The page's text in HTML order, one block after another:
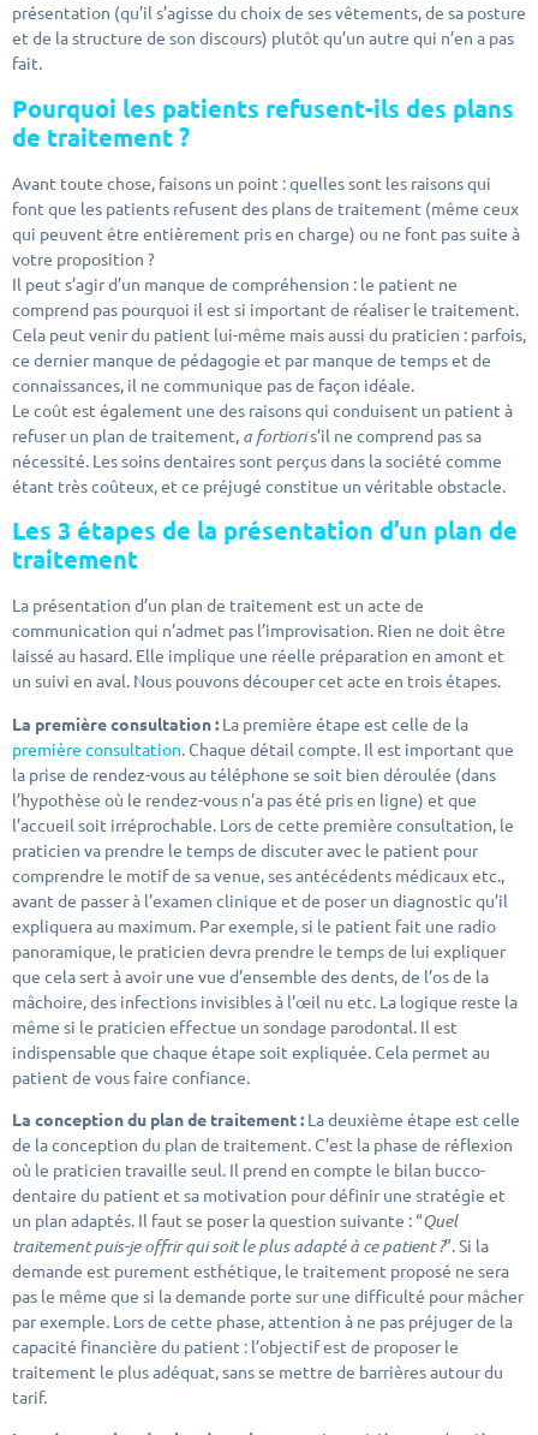
présentation (qu’il s’agisse du choix de ses vêtements, de sa posture
et de la structure de son discours) plutôt qu’un autre qui n’en a pas
fait.
Pourquoi les patients refusent-ils des plans
de traitement ?
Avant toute chose, faisons un point : quelles sont les raisons qui
font que les patients refusent des plans de traitement (même ceux
qui peuvent être entièrement pris en charge) ou ne font pas suite à
votre proposition ?
Il peut s’agir d’un manque de compréhension : le patient ne
comprend pas pourquoi il est si important de réaliser le traitement.
Cela peut venir du patient lui-même mais aussi du praticien : parfois,
ce dernier manque de pédagogie et par manque de temps et de
connaissances, il ne communique pas de façon idéale.
Le coût est également une des raisons qui conduisent un patient à
refuser un plan de traitement, a fortioris’il ne comprend pas sa
nécessité. Les soins dentaires sont perçus dans la société comme
étant très coûteux, et ce préjugé constitue un véritable obstacle.
Les 3 étapes de la présentation d’un plan de
traitement
La présentation d’un plan de traitement est un acte de
communication qui n’admet pas l’improvisation. Rien ne doit être
laissé au hasard. Elle implique une réelle préparation en amont et
un suivi en aval. Nous pouvons découper cet acte en trois étapes.
La première consultation : La première étape est celle de la
première consultation . Chaque détail compte. Il est important que
la prise de rendez-vous au téléphone se soit bien déroulée (dans
l’hypothèse où le rendez-vous n’a pas été pris en ligne) et que
l’accueil soit irréprochable. Lors de cette première consultation, le
praticien va prendre le temps de discuter avec le patient pour
comprendre le motif de sa venue, ses antécédents médicaux etc.,
avant de passer à l’examen clinique et de poser un diagnostic qu’il
expliquera au maximum. Par exemple, si le patient fait une radio
panoramique, le praticien devra prendre le temps de lui expliquer
que cela sert à avoir une vue d’ensemble des dents, de l’os de la
mâchoire, des infections invisibles à l’œil nu etc. La logique reste la
même si le praticien effectue un sondage parodontal. Il est
indispensable que chaque étape soit expliquée. Cela permet au
patient de vous faire confiance.
La conception du plan de traitement : La deuxième étape est celle
de la conception du plan de traitement. C’est la phase de réflexion
où le praticien travaille seul. Il prend en compte le bilan bucco-
dentaire du patient et sa motivation pour définir une stratégie et
un plan adaptés. Il faut se poser la question suivante : “Quel
traitement puis-je offrir qui soit le plus adapté à ce patient ?”. Si la
demande est purement esthétique, le traitement proposé ne sera
pas le même que si la demande porte sur une difficulté pour mâcher
par exemple. Lors de cette phase, attention à ne pas préjuger de la
capacité financière du patient : l’objectif est de proposer le
traitement le plus adéquat, sans se mettre de barrières autour du
tarif.